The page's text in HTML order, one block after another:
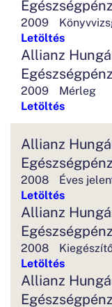
2009
Letöltés
Allianz
2009
Mérleg
Letöltés
Allianz
2008
Éves
Letöltés
Allianz
2008
Letöltés
Allianz